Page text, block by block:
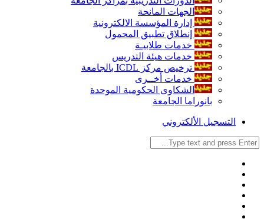
الجهات المانحة
إدارة المؤسسة الالكترونية
إنطلاق تطبيق المحمول
خدمات طلابيـة
خدمات هيئة التدريس
ترخيص مركز ICDL بالجامعة
خدمات أخــرى
الشكاوى الحكومية الموحدة
بانوراما الجامعة
التسجيل الألكتروني